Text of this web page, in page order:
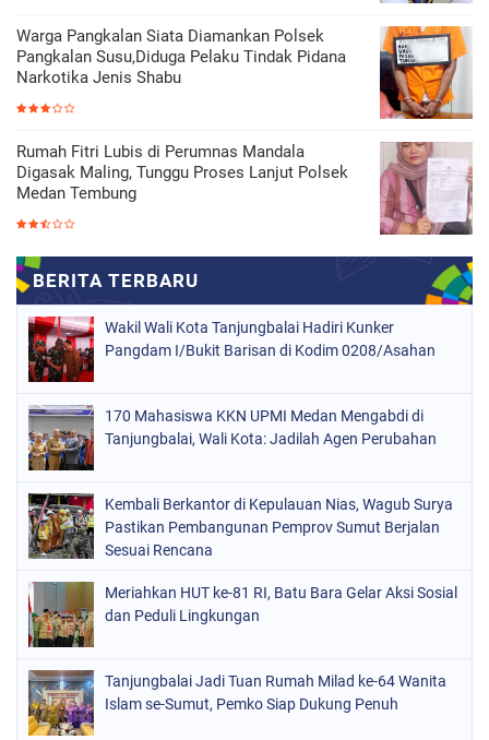
Warga Pangkalan Siata Diamankan Polsek
Pangkalan Susu,Diduga Pelaku Tindak Pidana
Narkotika Jenis Shabu
Rumah Fitri Lubis di Perumnas Mandala
Digasak Maling, Tunggu Proses Lanjut Polsek
Medan Tembung
Wakil Wali Kota Tanjungbalai Hadiri Kunker
Pangdam I/Bukit Barisan di Kodim 0208/Asahan
170 Mahasiswa KKN UPMI Medan Mengabdi di
Tanjungbalai, Wali Kota: Jadilah Agen Perubahan
Kembali Berkantor di Kepulauan Nias, Wagub Surya
Pastikan Pembangunan Pemprov Sumut Berjalan
Sesuai Rencana
Meriahkan HUT ke-81 RI, Batu Bara Gelar Aksi Sosial
dan Peduli Lingkungan
Tanjungbalai Jadi Tuan Rumah Milad ke-64 Wanita
Islam se-Sumut, Pemko Siap Dukung Penuh